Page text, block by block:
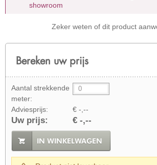
showroom
Zeker weten of dit product
Bereken uw prijs
Aantal strekkende
meter:
Adviesprijs:
€ -,--
Uw prijs: € -,--
IN WINKELWAGEN